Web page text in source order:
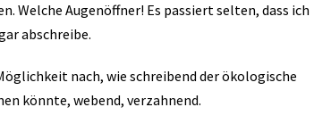
Welche Augenöffner! Es passiert selten, dass ich
abschreibe.
nach, wie schreibend der ökologische
könnte, webend, verzahnend.